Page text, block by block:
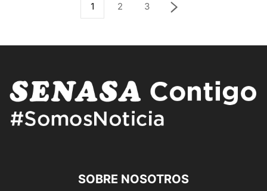
1 2 3
SOBRE NOSOTROS